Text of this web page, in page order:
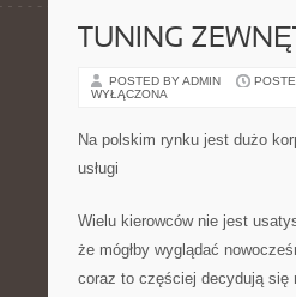
TUNING
POSTED BY ADMIN
WYŁĄCZONA
Na polskim rynku jest dużo
usługi
Wielu kierowców nie jest
że mógłby wyglądać
coraz to częściej decydują się